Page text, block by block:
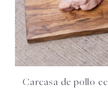
Carcasa de pollo